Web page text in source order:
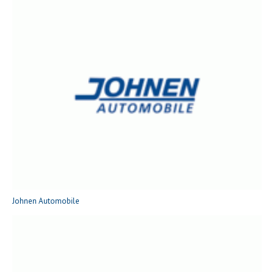
Johnen Automobile